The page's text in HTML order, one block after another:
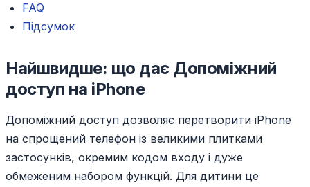
FAQ
Підсумок
Найшвидше: що дає Допоміжний
доступ на iPhone
Допоміжний доступ дозволяє перетворити iPhone
на спрощений телефон із великими плитками
застосунків, окремим кодом входу і дуже
обмеженим набором функцій. Для дитини це